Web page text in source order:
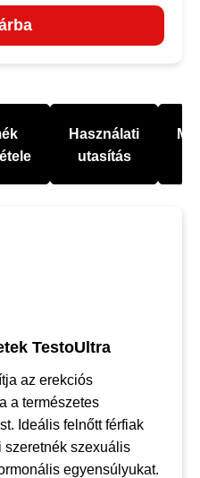
Használati
utasítás
TestoUltra
az erekciós
a természetes
Ideális felnőtt férfiak
szeretnék szexuális
egyensúlyukat.